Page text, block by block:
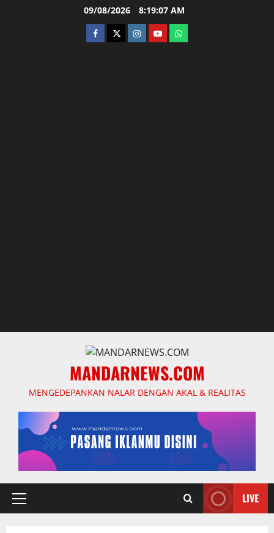
09/08/2026 8:19:08 AM
facebooktwitterinstagram.com
youtubewhatsapp
MANDARNEWS.COM
MENGEDEPANKAN NALAR DENGAN AKAL & REALITAS
Primary
LIVE